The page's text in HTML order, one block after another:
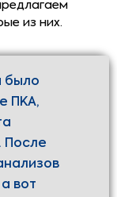
из них.
было
ПКА,
После
вот